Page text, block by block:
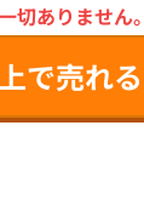
切ありません。
で売れ